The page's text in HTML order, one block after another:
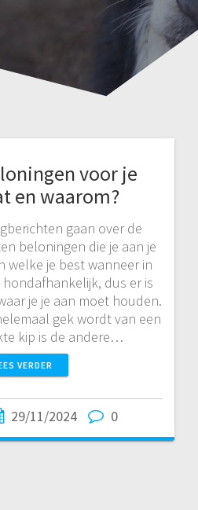
voor je
en waarom?
gaan over de
beloningen die je aan je
welke je best wanneer in
dus er is
je je aan moet houden.
gek wordt van een
kip is de andere…
VERDER
29/11/2024 0